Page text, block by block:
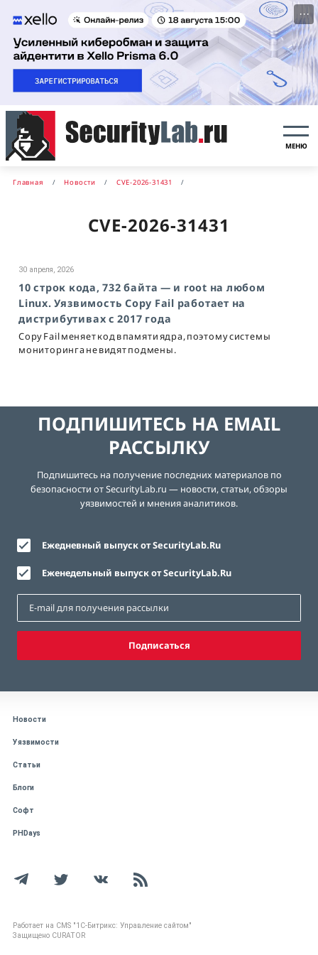
···
МЕНЮ
Главная Новости CVE-2026-31431
CVE-2026-31431
30 апреля, 2026
10 строк кода, 732 байта — и root на любом
Linux. Уязвимость Copy Fail работает на
дистрибутивах с 2017 года
Copy Fail меняет код в памяти ядра, поэтому системы
мониторинга не видят подмены.
ПОДПИШИТЕСЬ НА EMAIL
РАССЫЛКУ
Подпишитесь на получение последних материалов по
безопасности от SecurityLab.ru — новости, статьи, обзоры
уязвимостей и мнения аналитиков.
Ежедневный выпуск от SecurityLab.Ru
Еженедельный выпуск от SecurityLab.Ru
Подписаться
Новости
Уязвимости
Статьи
Блоги
Софт
PHDays
Работает на CMS "1С-Битрикс: Управление сайтом"
Защищено CURATOR